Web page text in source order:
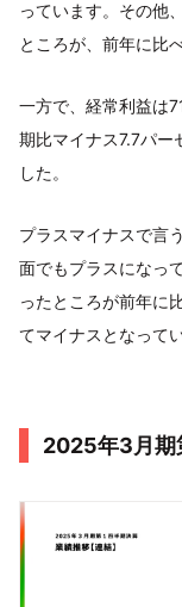
っています。その他
ところが、前年に比
一方で、経常利益は
期比マイナス7.7パー
した。
プラスマイナスで言
面でもプラスになっ
ったところが前年に
てマイナスとなって
2025年3月期